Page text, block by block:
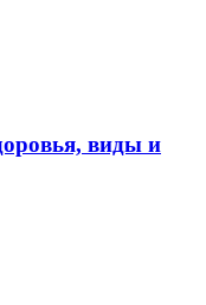
виды и